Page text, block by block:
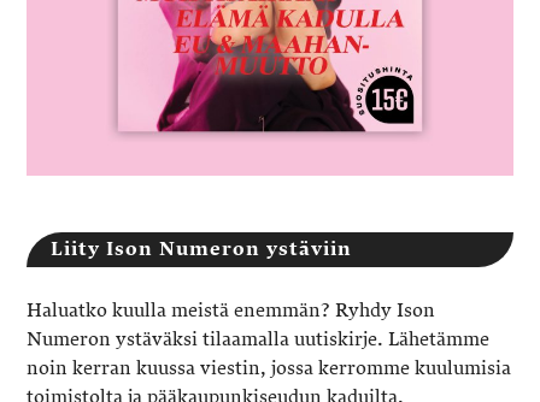
Liity Ison Numeron ystäviin
Haluatko kuulla meistä enemmän? Ryhdy Ison
Numeron ystäväksi tilaamalla uutiskirje. Lähetämme
noin kerran kuussa viestin, jossa kerromme kuulumisia